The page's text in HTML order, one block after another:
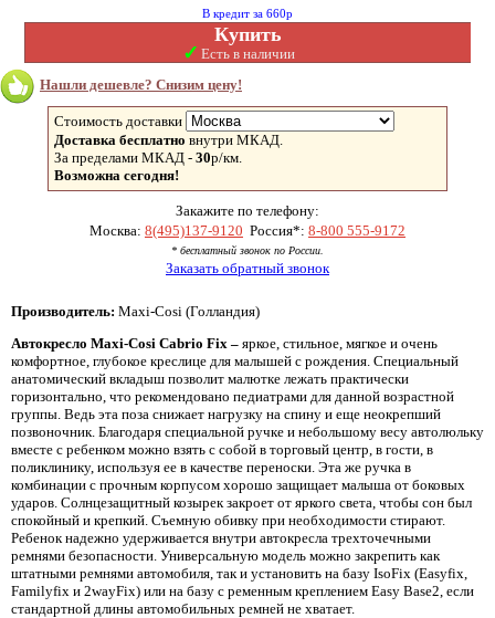
В кредит за 660р
Купить
✓ Есть в наличии
Нашли дешевле? Снизим цену!
Стоимость доставки
Доставка бесплатно внутри МКАД.
За пределами МКАД - 30р/км.
Возможна сегодня!
Закажите по телефону:
Москва: 8(495)137-9120 Россия*: 8-800 555-9172
* бесплатный звонок по России.
Заказать обратный звонок
Производитель: Maxi-Cosi (Голландия)
Автокресло Maxi-Cosi Cabrio Fix – яркое, стильное, мягкое и очень
комфортное, глубокое креслице для малышей с рождения. Специальный
анатомический вкладыш позволит малютке лежать практически
горизонтально, что рекомендовано педиатрами для данной возрастной
группы. Ведь эта поза снижает нагрузку на спину и еще неокрепший
позвоночник. Благодаря специальной ручке и небольшому весу автолюльку
вместе с ребенком можно взять с собой в торговый центр, в гости, в
поликлинику, используя ее в качестве переноски. Эта же ручка в
комбинации с прочным корпусом хорошо защищает малыша от боковых
ударов. Солнцезащитный козырек закроет от яркого света, чтобы сон был
спокойный и крепкий. Съемную обивку при необходимости стирают.
Ребенок надежно удерживается внутри автокресла трехточечными
ремнями безопасности. Универсальную модель можно закрепить как
штатными ремнями автомобиля, так и установить на базу IsoFix (Easyfix,
Familyfix и 2wayFix) или на базу с ременным креплением Easy Base2, если
стандартной длины автомобильных ремней не хватает.